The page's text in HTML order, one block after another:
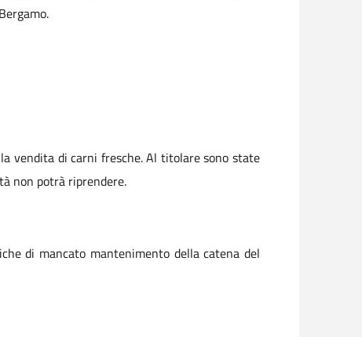
vendita di carni fresche. Al titolare sono state
non potrà riprendere.
di mancato mantenimento della catena del